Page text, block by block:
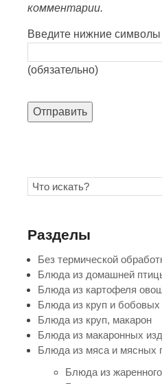
комментарии.
Введите нижние символы
(обязательно)
Отправить
Разделы
Без термической
Блюда из домашней
Блюда из картофеля
Блюда из круп и бобовых
Блюда из круп, макарон
Блюда из макаронных
Блюда из мяса и мясных
Блюда из